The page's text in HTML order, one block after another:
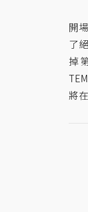
開
了
掉
將